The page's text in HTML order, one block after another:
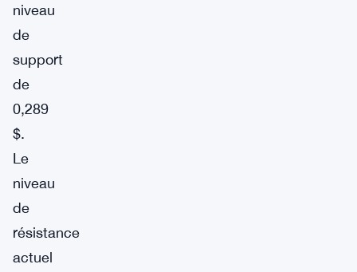
niveau
de
support
de
0,289
$.
Le
niveau
de
résistance
actuel